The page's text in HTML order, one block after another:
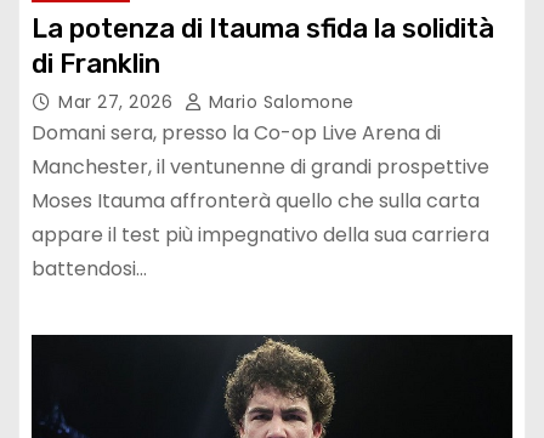
La potenza di Itauma sfida la solidità
di Franklin
Mar 27, 2026 Mario Salomone
Domani sera, presso la Co-op Live Arena di
Manchester, il ventunenne di grandi prospettive
Moses Itauma affronterà quello che sulla carta
appare il test più impegnativo della sua carriera
battendosi…